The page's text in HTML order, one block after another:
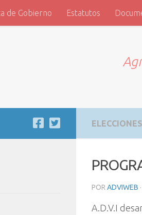
de Gobierno Estatutos
POR ADVIWEB
A.D.V.I